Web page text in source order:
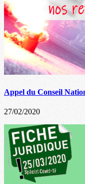
Appel du Conseil
27/02/2020